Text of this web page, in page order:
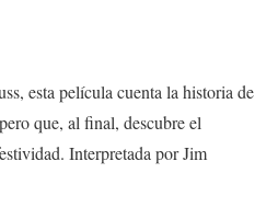
esta película cuenta la historia de
que, al final, descubre el
Interpretada por Jim